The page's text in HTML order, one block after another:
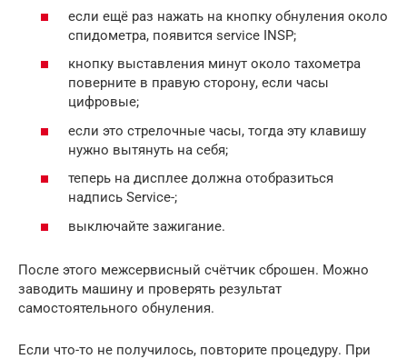
если ещё раз нажать на кнопку обнуления около
спидометра, появится service INSP;
кнопку выставления минут около тахометра
поверните в правую сторону, если часы
цифровые;
если это стрелочные часы, тогда эту клавишу
нужно вытянуть на себя;
теперь на дисплее должна отобразиться
надпись Service-;
выключайте зажигание.
После этого межсервисный счётчик сброшен. Можно
заводить машину и проверять результат
самостоятельного обнуления.
Если что-то не получилось, повторите процедуру. При